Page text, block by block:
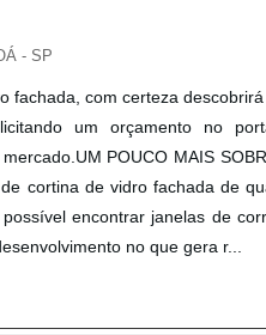
- SP
fachada, com certeza
um orçamento no
POUCO MAIS
cortina de vidro fachada de
encontrar janelas de
no que gera r...